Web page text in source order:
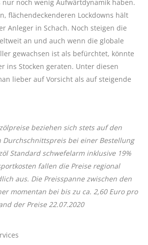
noch wenig Aufwärtdynamik haben.
flächendeckenderen Lockdowns hält
Anleger in Schach. Noch steigen die
an und auch wenn die globale
gewachsen ist als befürchtet, könnte
ins Stocken geraten. Unter diesen
lieber auf Vorsicht als auf steigende
beziehen sich stets auf den
Durchschnittspreis bei einer Bestellung
Standard schwefelarm inklusive 19%
fallen die Preise regional
aus. Die Preisspanne zwischen den
momentan bei bis zu ca. 2,60 Euro pro
der Preise 22.07.2020